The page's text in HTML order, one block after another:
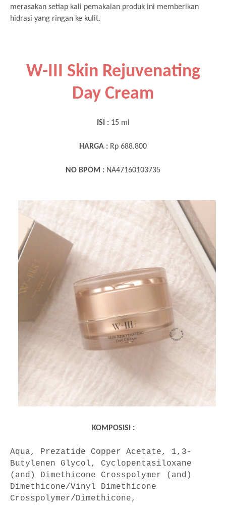
merasakan setiap kali pemakaian produk ini memberikan
hidrasi yang ringan ke kulit.
W-III Skin Rejuvenating
Day Cream
ISI : 15 ml
HARGA : Rp 688.800
NO BPOM : NA47160103735
KOMPOSISI :
Aqua, Prezatide Copper Acetate, 1,3-
Butylenen Glycol, Cyclopentasiloxane
(and) Dimethicone Crosspolymer (and)
Dimethicone/Vinyl Dimethicone
Crosspolymer/Dimethicone,